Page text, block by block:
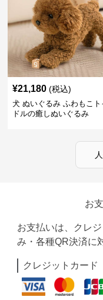
¥21,180 (税込)
犬 ぬいぐるみ ふわもこト
ドルの癒しぬいぐるみ
お
お支払いは、クレ
み・各種QR決済に
クレジットカード